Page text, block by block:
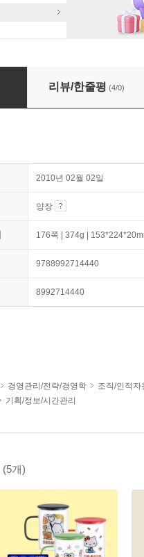
리뷰/한줄평 (4/0)
2010년 02월 02일
양장
176쪽 | 374g |
9788992714440
8992714440
경영관리/전략/경영학
조직/인적자
기획/정보/시간관리
(5개)